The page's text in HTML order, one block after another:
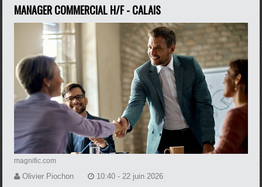
MANAGER COMMERCIAL H/F - CALAIS
magnific.com
Olivier Piochon 10:40 - 22 juin 2026